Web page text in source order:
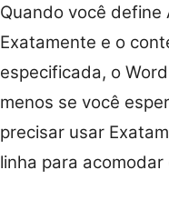
Quando você define
Exatamente e o
especificada, o
menos se você
precisar usar
linha para